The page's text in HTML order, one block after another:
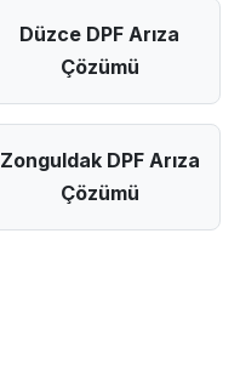
Düzce DPF Arıza
Çözümü
Zonguldak DPF Arıza
Çözümü